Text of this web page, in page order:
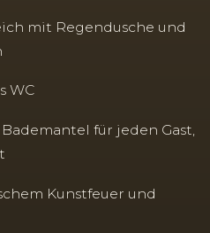
mit Regendusche und
WC
für jeden Gast,
Kunstfeuer und